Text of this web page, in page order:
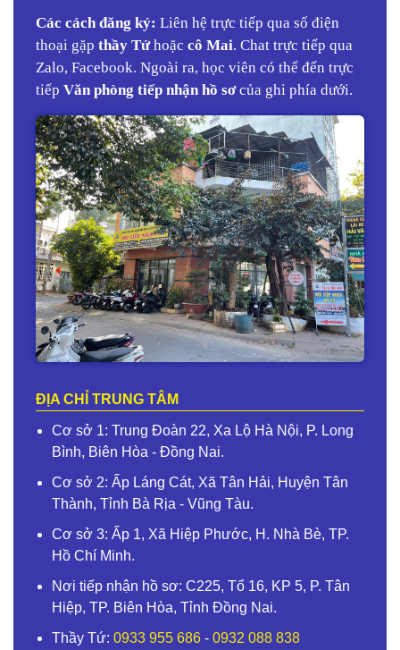
Các cách đăng ký: Liên hệ trực tiếp qua số điện
thoại gặp thầy Tứhoặc cô Mai. Chat trực tiếp qua
Zalo, Facebook. Ngoài ra, học viên có thể đến trực
tiếp Văn phòng tiếp nhận hồ sơcủa ghi phía dưới.
ĐỊA CHỈ TRUNG TÂM
Cơ sở 1: Trung Đoàn 22, Xa Lộ Hà Nội, P. Long
Bình, Biên Hòa - Đồng Nai.
Cơ sở 2: Ấp Láng Cát, Xã Tân Hải, Huyện Tân
Thành, Tỉnh Bà Rịa - Vũng Tàu.
Cơ sở 3: Ấp 1, Xã Hiệp Phước, H. Nhà Bè, TP.
Hồ Chí Minh.
Nơi tiếp nhận hồ sơ: C225, Tổ 16, KP 5, P. Tân
Hiệp, TP. Biên Hòa, Tỉnh Đồng Nai.
Thầy Tứ: 0933 955 686 - 0932 088 838